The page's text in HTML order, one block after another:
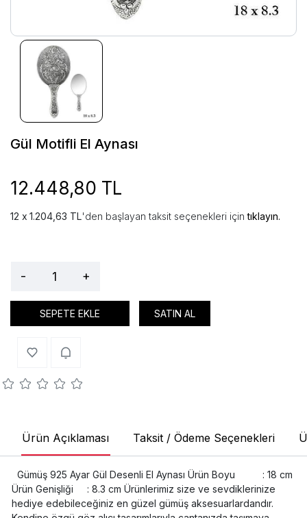
Gül Motifli El Aynası
12.448,80 TL
1.204,63 TL'den başlayan taksit seçenekleri içintıklayın.
- +
SEPETE EKLE SATIN AL
Ürün Açıklaması Taksit / Ödeme Seçenekleri
Gümüş 925 Ayar Gül Desenli El Aynası Ürün Boyu : 18 cm
Ürün Genişliği : 8.3 cm Ürünlerimiz size ve sevdiklerinize
hediye edebileceğiniz en güzel gümüş aksesuarlardandır.